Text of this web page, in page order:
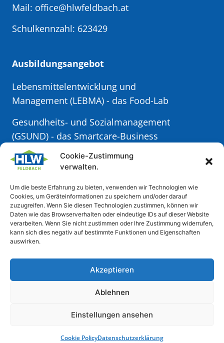
Cookie-Zustimmung
verwalten.
Um die beste Erfahrung zu bieten, verwenden wir Technologien wie
Cookies, um Geräteinformationen zu speichern und/oder darauf
zuzugreifen. Wenn Sie diesen Technologien zustimmen, können wir
Daten wie das Browserverhalten oder eindeutige IDs auf dieser Website
verarbeiten. Wenn Sie nicht zustimmen oder Ihre Zustimmung widerrufen,
kann sich dies negativ auf bestimmte Funktionen und Eigenschaften
auswirken.
Akzeptieren
Ablehnen
Einstellungen ansehen
Cookie PolicyDatenschutzerklärung
Mail: office@hlwfeldbach.at
Schulkennzahl: 623429
Ausbildungsangebot
Lebensmittelentwicklung und
Management (LEBMA) - das Food-Lab
Gesundheits- und Sozialmanagement
(GSUND) - das Smartcare-Business
Meisterwerk Kulinarik (MyQ) - die Taste
Factory
Weiteres
Elternverein
Formulare & Downloads
Schulpsychologische Beratungsstelle
DATENSCHUTZ